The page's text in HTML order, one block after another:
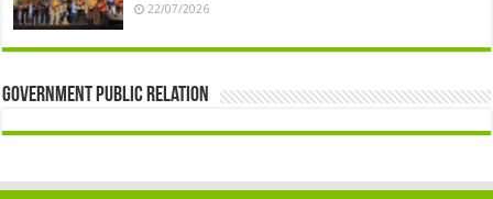
22/07/2026
Government Public Relation